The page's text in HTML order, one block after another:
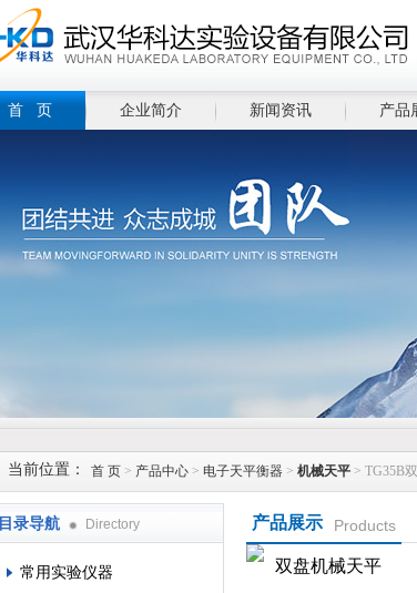
首 页 企业简介 新闻资讯 产品
当前位置： 首 页 > 产品中心 > 电子天平衡器 > 机械天平 > TG35B
目录导航 Directory
常用实验仪器
产品展示 Products
双盘机械天平